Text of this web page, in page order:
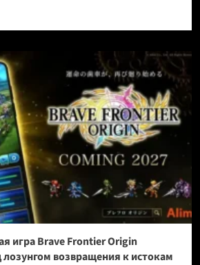
игра Brave Frontier Origin
возвращения к истокам